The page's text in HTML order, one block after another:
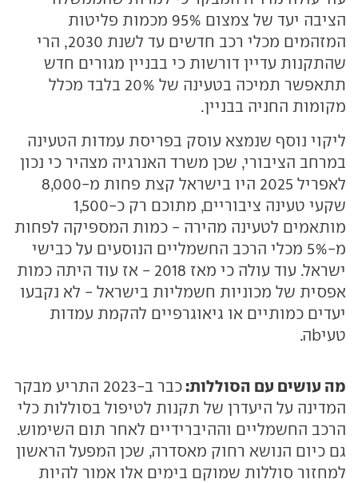
הציבה יעד של צמצום 95% מכמות פליטות
המזהמים מכלי רכב חדשים עד לשנת 2030, הרי
שהתקנות עדיין דורשות כי בבניין מגורים חדש
תתאפשר תמיכה בטעינה של 20% בלבד מכלל
מקומות החניה בבניין.
ליקוי נוסף שנמצא עוסק בפריסת עמדות הטעינה
במרחב הציבורי, שכן משרד האנרגיה מצהיר כי נכון
לאפריל 2025 היו בישראל קצת פחות מ-8,000
שקעי טעינה ציבוריים, מתוכם רק כ-1,500
מותאמים לטעינה מהירה - כמות המספיקה לפחות
מ-5% מכלי הרכב החשמליים הנוסעים על כבישי
ישראל. עוד עולה כי מאז 2018 - אז עוד היתה כמות
אפסית של מכוניות חשמליות בישראל - לא נקבעו
יעדים כמותיים או גיאוגרפיים להקמת עמדות
טעיbה.
מה עושים עם הסוללות:
כבר ב-2023 התריע מבקר
המדינה על היעדרן של תקנות לטיפול בסוללות כלי
הרכב החשמליים וההיברידיים לאחר תום השימוש.
גם כיום הנושא רחוק מאסדרה, שכן המפעל הראשון
למחזור סוללות שמוקם בימים אלו אמור להיות